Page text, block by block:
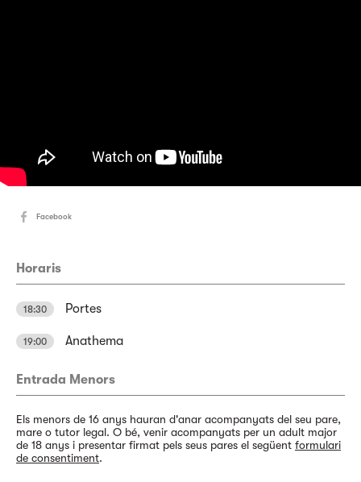
Facebook
Horaris
18:30 Portes
19:00 Anathema
Entrada Menors
Els menors de 16 anys hauran d'anar acompanyats del seu pare,
mare o tutor legal. O bé, venir acompanyats per un adult major
de 18 anys i presentar firmat pels seus pares el següent formulari
de consentiment.